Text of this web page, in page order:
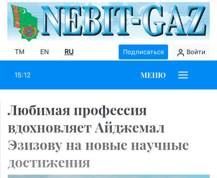
TM EN RU Подписаться Войти
15:12 МЕНЮ
Любимая профессия
вдохновляет Айджемал
Эзизову на новые научные
достижения